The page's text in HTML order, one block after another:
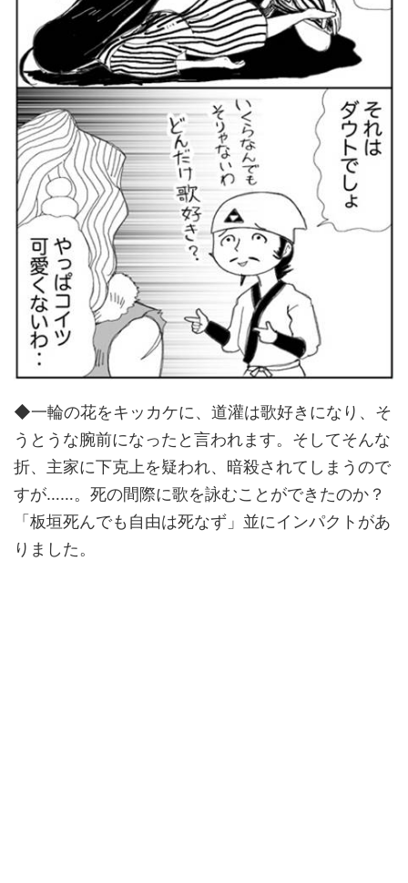
◆一輪の花をキッカケに、道灌は歌好きになり、そ
うとうな腕前になったと言われます。そしてそんな
折、主家に下克上を疑われ、暗殺されてしまうので
すが……。死の間際に歌を詠むことができたのか？
「板垣死んでも自由は死なず」並にインパクトがあ
りました。